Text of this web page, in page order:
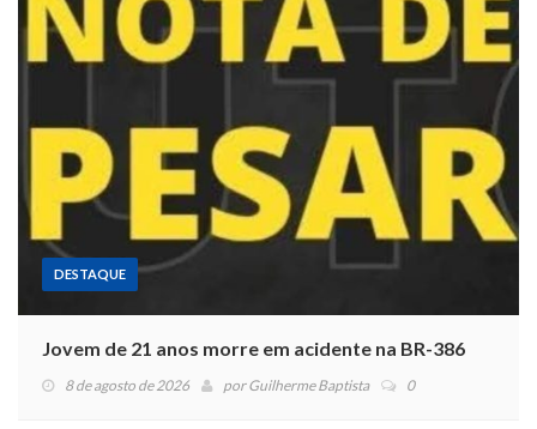
DESTAQUE
Jovem de 21 anos morre em acidente na BR-386
8 de agosto de 2026 porGuilherme Baptista 0